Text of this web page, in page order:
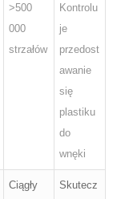
>500
000
strzałów
Kontrolu
je
przedost
awanie
się
plastiku
do
wnęki
Ciągły
Skutecz